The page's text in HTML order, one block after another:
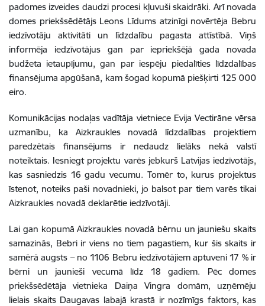
padomes izveides daudzi procesi kļuvuši skaidrāki. Arī novada
domes priekšsēdētājs Leons Līdums atzinīgi novērtēja Bebru
iedzīvotāju aktivitāti un līdzdalību pagasta attīstībā. Viņš
informēja iedzīvotājus gan par iepriekšējā gada novada
budžeta ietaupījumu, gan par iespēju piedalīties līdzdalības
finansējuma apgūšanā, kam šogad kopumā piešķirti 125 000
eiro.
Komunikācijas nodaļas vadītāja vietniece Evija Vectirāne vērsa
uzmanību, ka Aizkraukles novadā līdzdalības projektiem
paredzētais finansējums ir nedaudz lielāks nekā valstī
noteiktais. Iesniegt projektu varēs jebkurš Latvijas iedzīvotājs,
kas sasniedzis 16 gadu vecumu. Tomēr to, kurus projektus
īstenot, noteiks paši novadnieki, jo balsot par tiem varēs tikai
Aizkraukles novadā deklarētie iedzīvotāji.
Lai gan kopumā Aizkraukles novadā bērnu un jauniešu skaits
samazinās, Bebri ir viens no tiem pagastiem, kur šis skaits ir
samērā augsts – no 1106 Bebru iedzīvotājiem aptuveni 17 % ir
bērni un jaunieši vecumā līdz 18 gadiem. Pēc domes
priekšsēdētāja vietnieka Daiņa Vingra domām, uzņēmēju
lielais skaits Daugavas labajā krastā ir nozīmīgs faktors, kas